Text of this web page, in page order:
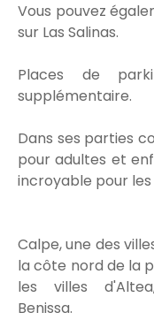
Vous pouvez
sur Las Salinas.
Places de
supplémentaire.
Dans ses parties
pour adultes et
incroyable pour
Calpe, une des
la côte nord de la
les villes
Benissa.